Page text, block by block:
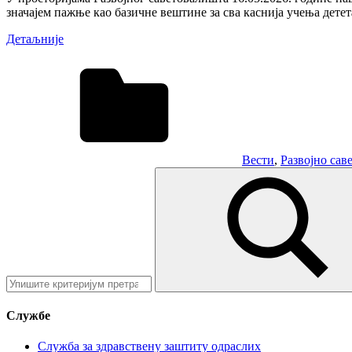
значајем пажње као базичне вештине за сва каснија учења
Детаљније
Вести, Развојно
Претрага:
Службе
Служба за здравствену заштиту одраслих